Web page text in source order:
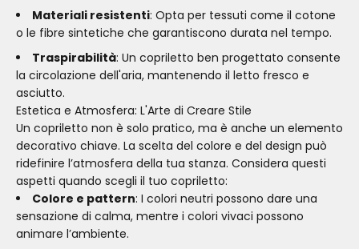
Materiali resistenti: Opta per tessuti come il cotone
o le fibre sintetiche che garantiscono durata nel tempo.
Traspirabilità: Un copriletto ben progettato consente
la circolazione dell'aria, mantenendo il letto fresco e
asciutto.
Estetica e Atmosfera: L'Arte di Creare Stile
Un copriletto non è solo pratico, ma è anche un elemento
decorativo chiave. La scelta del colore e del design può
ridefinire l’atmosfera della tua stanza. Considera questi
aspetti quando scegli il tuo copriletto:
Colore e pattern: I colori neutri possono dare una
sensazione di calma, mentre i colori vivaci possono
animare l’ambiente.